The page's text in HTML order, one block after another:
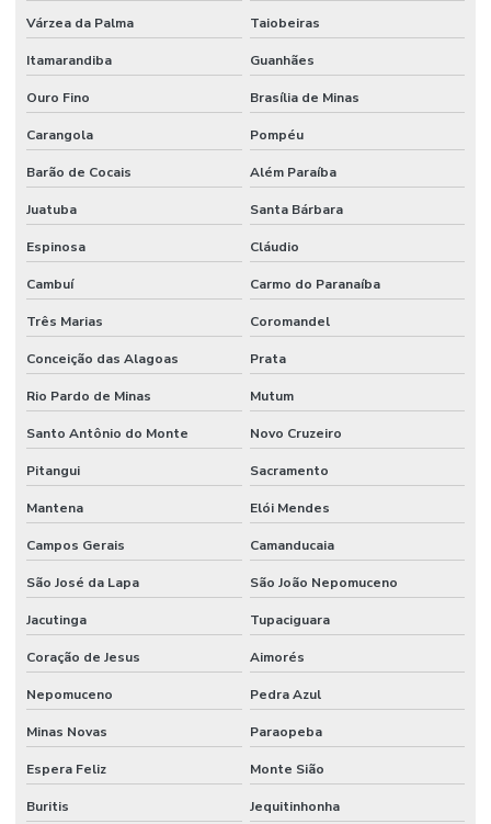
Manutenção Preditiva Para Indústria
Manutenção Preditiva Reduzindo Custos
Manutenção Preventiva
Manutenção preventiva
Manutenção preventiva ar condicionado
Manutenção Preventiva Com Certificação
Manutenção Preventiva De Edificações
Manutenção Preventiva De Sistemas Mecânicos
Manutenção Preventiva E Corretiva
Manutenção Preventiva E Gestão De Ativos
Manutenção Preventiva E Lubrificação
Manutenção Preventiva E Segurança
Manutenção Preventiva Industrial
Manutenção preventiva industrial
Manutenção Preventiva Para Equipamentos Pesados
Manutenção Preventiva Para Indústrias
Manutenção Preventiva Para Máquinas
Várzea da Palma Taiobeiras
Itamarandiba Guanhães
Ouro Fino Brasília de Minas
Carangola Pompéu
Barão de Cocais Além Paraíba
Juatuba Santa Bárbara
Espinosa Cláudio
Cambuí Carmo do Paranaíba
Três Marias Coromandel
Conceição das Alagoas Prata
Rio Pardo de Minas Mutum
Santo Antônio do Monte Novo Cruzeiro
Pitangui Sacramento
Mantena Elói Mendes
Campos Gerais Camanducaia
São José da Lapa São João Nepomuceno
Jacutinga Tupaciguara
Coração de Jesus Aimorés
Nepomuceno Pedra Azul
Minas Novas Paraopeba
Espera Feliz Monte Sião
Buritis Jequitinhonha